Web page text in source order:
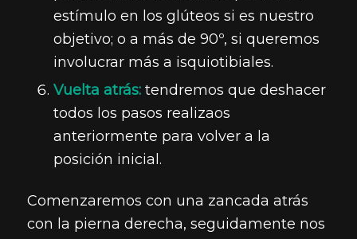
estímulo en los glúteos si es nuestro
objetivo; o a más de 90º, si queremos
involucrar más a isquiotibiales.
Vuelta atrás:tendremos que deshacer
todos los pasos realizaos
anteriormente para volver a la
posición inicial.
Comenzaremos con una zancada atrás
con la pierna derecha, seguidamente nos